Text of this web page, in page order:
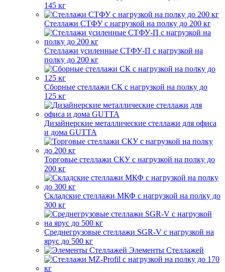
145 кг
Стеллажи СТФУ с нагрузкой на полку до 200 кг
Стеллажи усиленные СТФУ-П с нагрузкой на
полку до 200 кг
Сборные стеллажи СК с нагрузкой на полку до
125 кг
Дизайнерские металлические стеллажи для офиса
и дома GUTTA
Торговые стеллажи СКУ с нагрузкой на полку до
200 кг
Складские стеллажи МКФ с нагрузкой на полку до
300 кг
Среднегрузовые стеллажи SGR-V с нагрузкой на
ярус до 500 кг
Элементы Стеллажей